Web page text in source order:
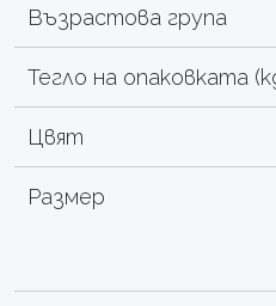
Възрастова група
Тегло на опаковката
Цвят
Размер